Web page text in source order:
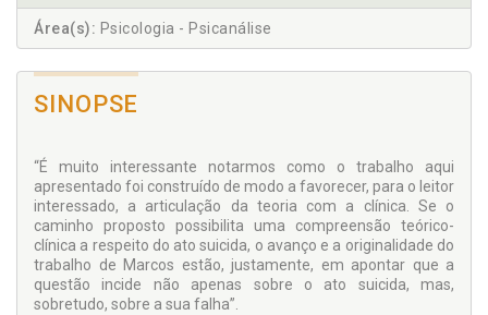
Área(s): Psicologia - Psicanálise
SINOPSE
“É muito interessante notarmos como o trabalho aqui
apresentado foi construído de modo a favorecer, para o leitor
interessado, a articulação da teoria com a clínica. Se o
caminho proposto possibilita uma compreensão teórico-
clínica a respeito do ato suicida, o avanço e a originalidade do
trabalho de Marcos estão, justamente, em apontar que a
questão incide não apenas sobre o ato suicida, mas,
sobretudo, sobre a sua falha”.